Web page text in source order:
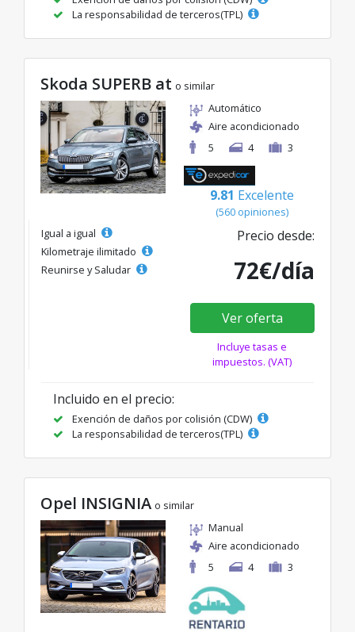
La responsabilidad de terceros(TPL)
Skoda SUPERB at o similar
Automático
Aire acondicionado
5
4 3
9.81 Excelente
(560 opiniones)
Igual a igual
Kilometraje ilimitado
Reunirse y Saludar
Precio desde:
72€/día
Ver oferta
Incluye tasas e
impuestos. (VAT)
Incluido en el precio:
Exención de daños por colisión (CDW)
La responsabilidad de terceros(TPL)
Opel INSIGNIA o similar
Manual
Aire acondicionado
5
4 3